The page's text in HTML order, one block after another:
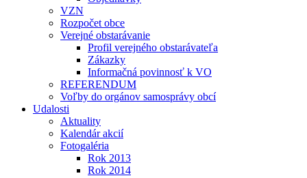
VZN
Rozpočet obce
Verejné obstarávanie
Profil verejného obstarávateľa
Zákazky
Informačná povinnosť k VO
REFERENDUM
Voľby do orgánov samosprávy obcí
Udalosti
Aktuality
Kalendár akcií
Fotogaléria
Rok 2013
Rok 2014